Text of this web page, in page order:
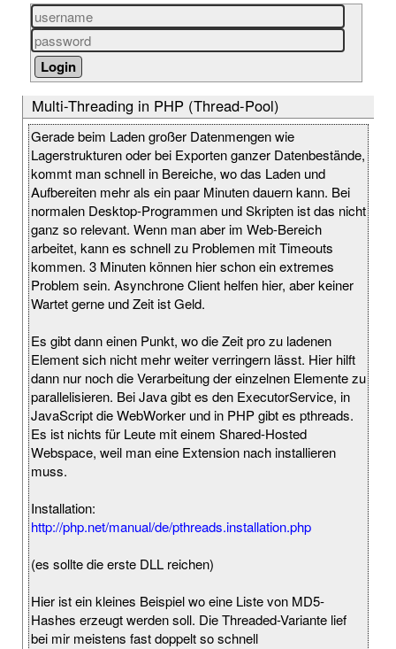
Multi-Threading in PHP (Thread-Pool)
Gerade beim Laden großer Datenmengen wie
Lagerstrukturen oder bei Exporten ganzer Datenbestände,
kommt man schnell in Bereiche, wo das Laden und
Aufbereiten mehr als ein paar Minuten dauern kann. Bei
normalen Desktop-Programmen und Skripten ist das nicht
ganz so relevant. Wenn man aber im Web-Bereich
arbeitet, kann es schnell zu Problemen mit Timeouts
kommen. 3 Minuten können hier schon ein extremes
Problem sein. Asynchrone Client helfen hier, aber keiner
Wartet gerne und Zeit ist Geld.
Es gibt dann einen Punkt, wo die Zeit pro zu ladenen
Element sich nicht mehr weiter verringern lässt. Hier hilft
dann nur noch die Verarbeitung der einzelnen Elemente zu
parallelisieren. Bei Java gibt es den ExecutorService, in
JavaScript die WebWorker und in PHP gibt es pthreads.
Es ist nichts für Leute mit einem Shared-Hosted
Webspace, weil man eine Extension nach installieren
muss.
Installation:
http://php.net/manual/de/pthreads.installation.php
(es sollte die erste DLL reichen)
Hier ist ein kleines Beispiel wo eine Liste von MD5-
Hashes erzeugt werden soll. Die Threaded-Variante lief
bei mir meistens fast doppelt so schnell